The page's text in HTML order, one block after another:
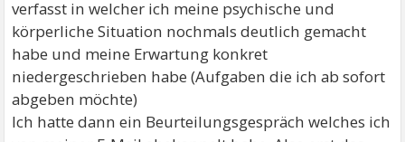
verfasst in welcher ich meine psychische und
körperliche Situation nochmals deutlich gemacht
habe und meine Erwartung konkret
niedergeschrieben habe (Aufgaben die ich ab sofort
abgeben möchte)
Ich hatte dann ein Beurteilungsgespräch welches ich